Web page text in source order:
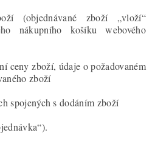
(objednávané zboží „vloží“
nákupního košíku webového
ceny zboží, údaje o požadovaném
zboží
spojených s dodáním zboží